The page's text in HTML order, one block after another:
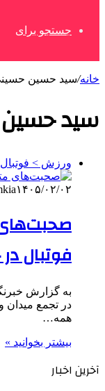
جستجو برای
خانه/سید حسین
سید
ورزش > فوتبال
۱۴۰۵/۰۲/۰۲
صحبت‌های
فوتبال
به گزارش
در تجمع میدان
همه…
بیشتر بخوانید »
آخرین اخبار